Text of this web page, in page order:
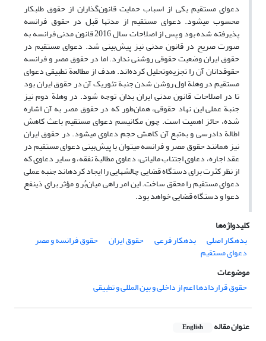
دعوای مستقیم یکی از اسباب حمایت قانون‌گذاران از حقوق طلبکار
محسوب می‏شود. دعوای مستقیم از مدت‏ها قبل در حقوق فرانسه
پذیرفته شده بود و پس از اصلاحات سال 2016 قانون مدنی فرانسه به
صورت صریح در قانون مدنی نیز پیش‌بینی شد. دعوای مستقیم در
حقوق ایران وضعیت حقوقی روشنی ندارد. اما در حقوق مصر و فرانسه
حقوقدانان آن را تجزیه‌وتحلیل کرده‌اند. هدف از مطالعة تطبیقی دعوای
مستقیم در وهلة اول روشن شدن جنبة تئوریک آن در حقوق ایران بود
تا در اصلاحات قانون مدنی ایران بدان توجه شود. در وهلة دوم نیز
جنبة عملی این نهاد حقوقی، همان‌طور که در حقوق مصر به آن اشاره
شده، حائز اهمیت است. چون مکانیسم دعوای مستقیم باعث کاهش
اطالة دادرسی و به‌تبع آن کاهش حجم دعاوی می‏شود. در حقوق ایران
نیز همانند حقوق مصر و فرانسه می‏توان با پیش‌بینی دعوای مستقیم در
عقد اجاره، دعاوی اجتناب مالیاتی، دعاوی مطالبة نفقه، و سایر دعاوی که
از نظر کثرت برای دستگاه قضایی چالش‏هایی را ایجاد کرده‏اند جنبه عملی
دعوای مستقیم را محقق ساخت. این امر راهی میان‌بُر و مؤثر برای ذی‏نفع
دعوا و دستگاه قضایی خواهد بود.
کلیدواژه‌ها
بدهکار اصلی
بدهکار فرعی حقوق ایران حقوق فرانسه و مصر
دعوای مستقیم
موضوعات
حقوق قراردادها اعم از داخلی و بین المللی و تطبیقی
عنوان مقاله English